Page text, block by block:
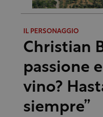
IL PERSONAGGIO
Christian
passione
vino?
siempre”